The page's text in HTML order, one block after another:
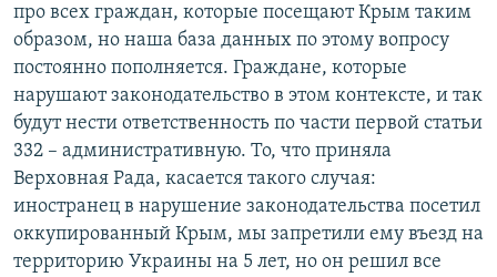
про всех граждан, которые посещают Крым таким
образом, но наша база данных по этому вопросу
постоянно пополняется. Граждане, которые
нарушают законодательство в этом контексте, и так
будут нести ответственность по части первой статьи
332 – административную. То, что приняла
Верховная Рада, касается такого случая:
иностранец в нарушение законодательства посетил
оккупированный Крым, мы запретили ему въезд на
территорию Украины на 5 лет, но он решил все